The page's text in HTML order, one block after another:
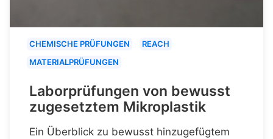
CHEMISCHE PRÜFUNGEN
REACH
MATERIALPRÜFUNGEN
Laborprüfungen von bewusst
zugesetztem Mikroplastik
Ein Überblick zu bewusst hinzugefügtem